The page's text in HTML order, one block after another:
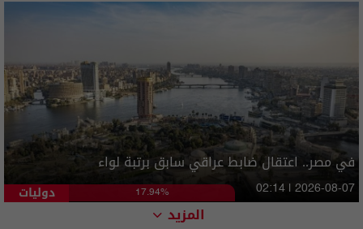
في مصر.. اعتقال ضابط عراقي سابق برتبة لواء
دوليات 17.94% 02:14 | 2026-08-07
المزيد